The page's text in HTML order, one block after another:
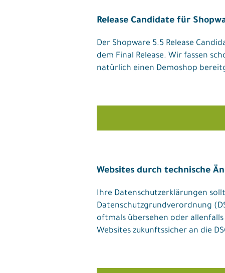
Release Candidate für
Der Shopware 5.5 Release
dem Final Release. Wir fassen
natürlich einen Demoshop
Websites durch technische
Ihre Datenschutzerklärungen
Datenschutzgrundverordnung
oftmals übersehen oder
Websites zukunftssicher an die